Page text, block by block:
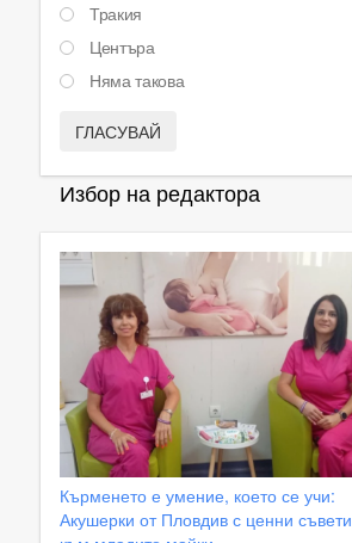
Тракия
Центъра
Няма такова
ГЛАСУВАЙ
Избор на редактора
Кърменето е умение, което се учи:
Акушерки от Пловдив с ценни съвети